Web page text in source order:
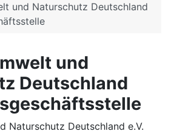
und Naturschutz Deutschland
und
Deutschland
Naturschutz Deutschland e.V.